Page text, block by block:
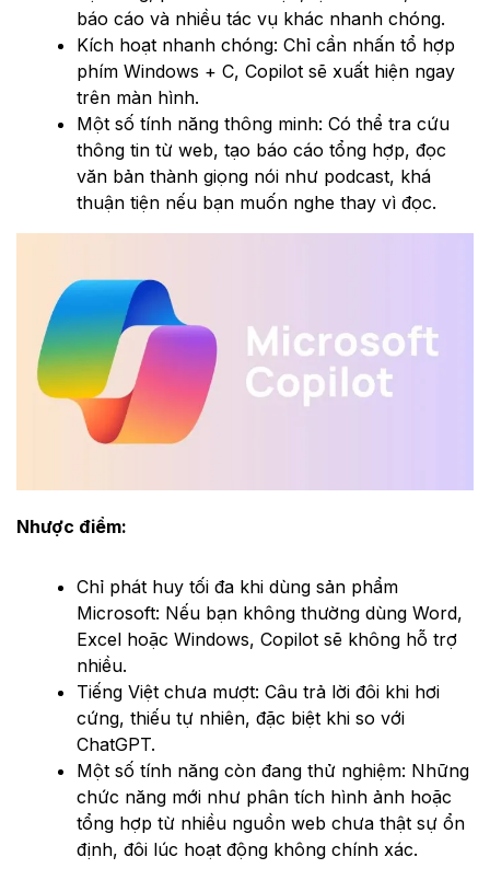
báo cáo và nhiều tác vụ khác nhanh chóng.
Kích hoạt nhanh chóng: Chỉ cần nhấn tổ hợp
phím Windows + C, Copilot sẽ xuất hiện ngay
trên màn hình.
Một số tính năng thông minh: Có thể tra cứu
thông tin từ web, tạo báo cáo tổng hợp, đọc
văn bản thành giọng nói như podcast, khá
thuận tiện nếu bạn muốn nghe thay vì đọc.
Nhược điểm:
Chỉ phát huy tối đa khi dùng sản phẩm
Microsoft: Nếu bạn không thường dùng Word,
Excel hoặc Windows, Copilot sẽ không hỗ trợ
nhiều.
Tiếng Việt chưa mượt: Câu trả lời đôi khi hơi
cứng, thiếu tự nhiên, đặc biệt khi so với
ChatGPT.
Một số tính năng còn đang thử nghiệm: Những
chức năng mới như phân tích hình ảnh hoặc
tổng hợp từ nhiều nguồn web chưa thật sự ổn
định, đôi lúc hoạt động không chính xác.